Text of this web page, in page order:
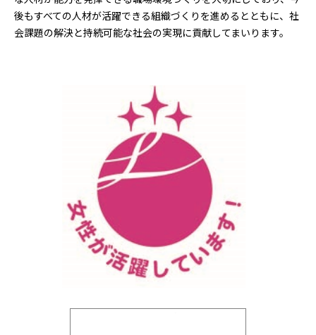
後もすべての人材が活躍できる組織づくりを進めるとともに、社
会課題の解決と持続可能な社会の実現に貢献してまいります。